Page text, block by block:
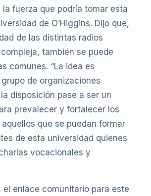
fuerza que podría tomar esta
de O’Higgins. Dijo que,
de las distintas radios
también se puede
comunes. “La idea es
de organizaciones
disposición pase a ser un
prevalecer y fortalecer los
que se puedan formar
de esta universidad quienes
vocacionales y
el enlace comunitario para este